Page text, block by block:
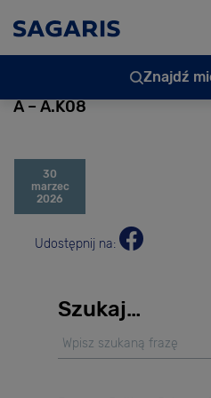
Znajdź
A – A.K08
30
marzec
2026
Udostępnij na:
Szukaj…